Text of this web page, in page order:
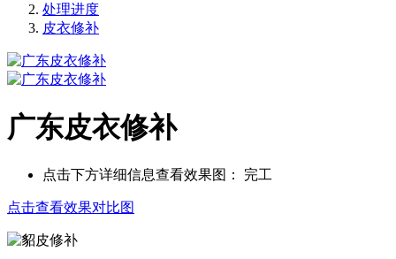
处理进度
皮衣修补
广东皮衣修补
点击下方详细信息查看效果图： 完工
点击查看效果对比图